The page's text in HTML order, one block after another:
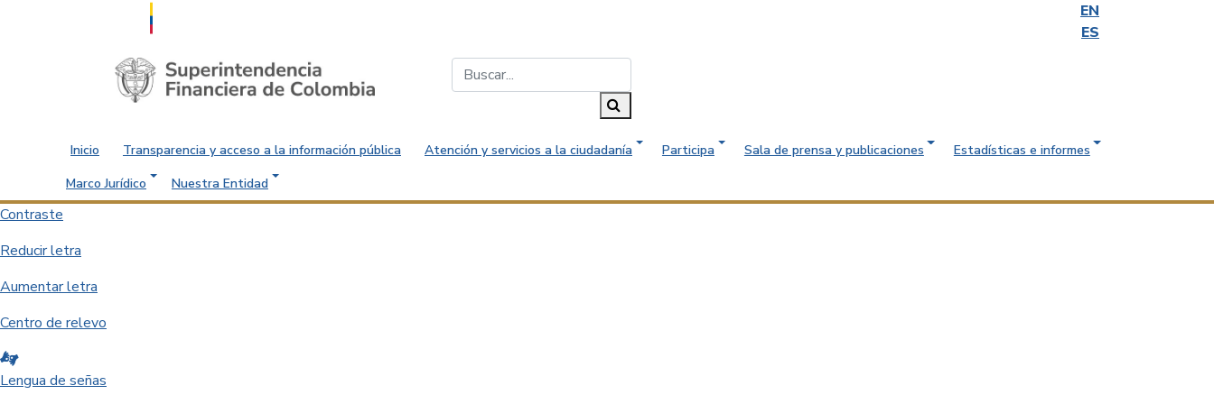
EN
ES
Saltar al contenido principal
Inicio Transparencia y acceso a la información pública Atención y servicios a la ciudadanía Participa Sala de prensa y publicaciones
Estadísticas e informes
Marco Jurídico
Nuestra Entidad
Contraste
Reducir letra
Aumentar letra
Centro de relevo
Lengua de señas